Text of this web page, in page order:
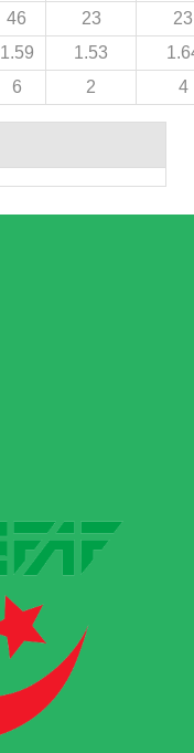
46 23
23
1.59 1.53
6 2 4